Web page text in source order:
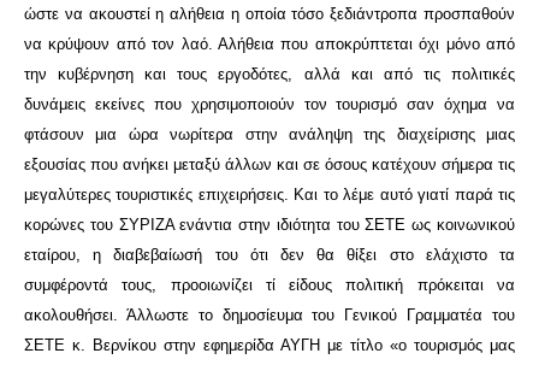
ώστε να ακουστεί η αλήθεια η οποία τόσο ξεδιάντροπα προσπαθούν
να κρύψουν από τον λαό. Αλήθεια που αποκρύπτεται όχι μόνο από
την κυβέρνηση και τους εργοδότες, αλλά και από τις πολιτικές
δυνάμεις εκείνες που χρησιμοποιούν τον τουρισμό σαν όχημα να
φτάσουν μια ώρα νωρίτερα στην ανάληψη της διαχείρισης μιας
εξουσίας που ανήκει μεταξύ άλλων και σε όσους κατέχουν σήμερα τις
μεγαλύτερες τουριστικές επιχειρήσεις. Και το λέμε αυτό γιατί παρά τις
κορώνες του ΣΥΡΙΖΑ ενάντια στην ιδιότητα του ΣΕΤΕ ως κοινωνικού
εταίρου, η διαβεβαίωσή του ότι δεν θα θίξει στο ελάχιστο τα
συμφέροντά τους, προοιωνίζει τί είδους πολιτική πρόκειται να
ακολουθήσει. Άλλωστε το δημοσίευμα του Γενικού Γραμματέα του
ΣΕΤΕ κ. Βερνίκου στην εφημερίδα ΑΥΓΗ με τίτλο «ο τουρισμός μας